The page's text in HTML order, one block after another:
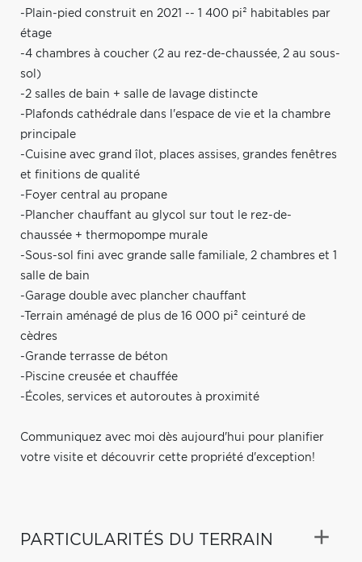
-Plain-pied construit en 2021 -- 1 400 pi² habitables par
étage
-4 chambres à coucher (2 au rez-de-chaussée, 2 au sous-
sol)
-2 salles de bain + salle de lavage distincte
-Plafonds cathédrale dans l'espace de vie et la chambre
principale
-Cuisine avec grand îlot, places assises, grandes fenêtres
et finitions de qualité
-Foyer central au propane
-Plancher chauffant au glycol sur tout le rez-de-
chaussée + thermopompe murale
-Sous-sol fini avec grande salle familiale, 2 chambres et 1
salle de bain
-Garage double avec plancher chauffant
-Terrain aménagé de plus de 16 000 pi² ceinturé de
cèdres
-Grande terrasse de béton
-Piscine creusée et chauffée
-Écoles, services et autoroutes à proximité
Communiquez avec moi dès aujourd'hui pour planifier
votre visite et découvrir cette propriété d'exception!
PARTICULARITÉS DU TERRAIN